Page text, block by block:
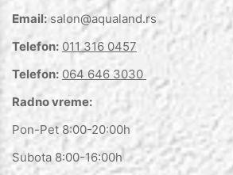
Email: salon@aqualand.rs
Telefon: 011 316 0457
Telefon: 064 646 3030
Radno vreme:
Pon-Pet 8:00-20:00h
Subota 8:00-16:00h